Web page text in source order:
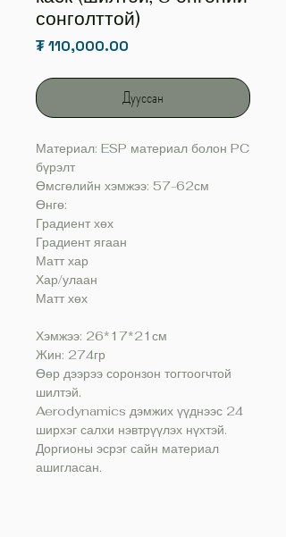
сонголттой)
₮ 110,000.00
Дууссан
Материал: ESP материал болон PC
бүрэлт
Өмсгөлийн хэмжээ: 57-62см
Өнгө:
Градиент хөх
Градиент ягаан
Матт хар
Хар/улаан
Матт хөх
Хэмжээ: 26*17*21см
Жин: 274гр
Өөр дээрээ соронзон тогтоогчтой
шилтэй.
Aerodynamics дэмжих үүднээс 24
ширхэг салхи нэвтрүүлэх нүхтэй.
Доргионы эсрэг сайн материал
ашигласан.